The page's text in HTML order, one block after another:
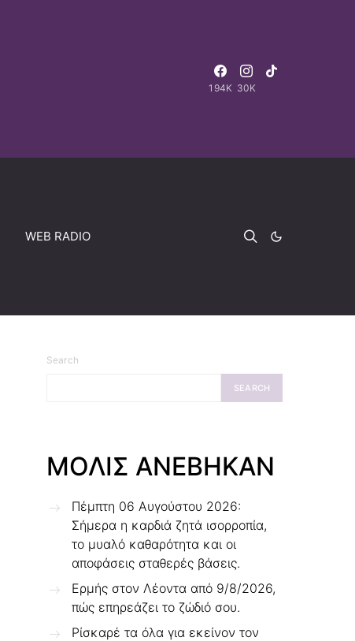
194K 30K
WEB RADIO
Search
SEARCH
ΜΟΛΙΣ ΑΝΕΒΗΚΑΝ
Πέμπτη 06 Αυγούστου 2026:
Σήμερα η καρδιά ζητά ισορροπία,
το μυαλό καθαρότητα και οι
αποφάσεις σταθερές βάσεις.
Ερμής στον Λέοντα από 9/8/2026,
πώς επηρεάζει το ζώδιό σου.
Ρίσκαρέ τα όλα για εκείνον τον